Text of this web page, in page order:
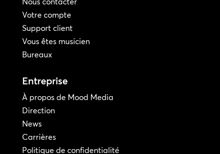
Votre compte
Support client
Vous êtes musicien
Bureaux
Entreprise
À propos de Mood Media
Direction
News
Carrières
Politique de confidentialité